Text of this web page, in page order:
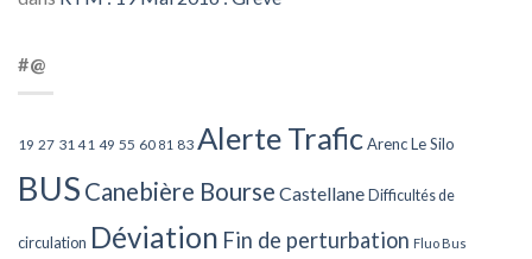
#@
19 27 31 41 49 55 60 81 83 Alerte TraficArenc Le Silo
BUS Canebière Bourse Castellane Difficultés de
circulation Déviation Fin de perturbation Fluo Bus